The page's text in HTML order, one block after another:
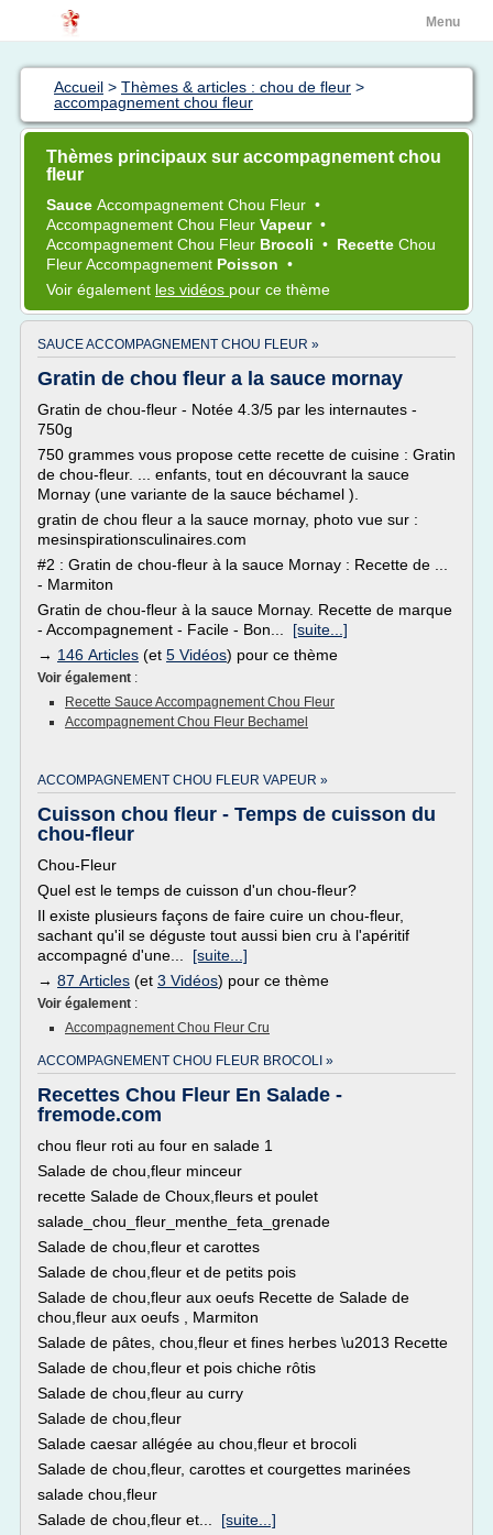
Menu
Accueil > Thèmes & articles : chou de fleur >
accompagnement chou fleur
Thèmes principaux sur accompagnement chou
fleur
Sauce Accompagnement Chou Fleur •
Accompagnement Chou Fleur Vapeur •
Accompagnement Chou Fleur Brocoli • Recette Chou
Fleur Accompagnement Poisson •
Voir également les vidéos pour ce thème
SAUCE ACCOMPAGNEMENT CHOU FLEUR »
Gratin de chou fleur a la sauce mornay
Gratin de chou-fleur - Notée 4.3/5 par les internautes -
750g
750 grammes vous propose cette recette de cuisine : Gratin
de chou-fleur. ... enfants, tout en découvrant la sauce
Mornay (une variante de la sauce béchamel ).
gratin de chou fleur a la sauce mornay, photo vue sur :
mesinspirationsculinaires.com
#2 : Gratin de chou-fleur à la sauce Mornay : Recette de ...
- Marmiton
Gratin de chou-fleur à la sauce Mornay. Recette de marque
- Accompagnement - Facile - Bon... [suite...]
→ 146 Articles (et 5 Vidéos) pour ce thème
Voir également :
Recette Sauce Accompagnement Chou Fleur
Accompagnement Chou Fleur Bechamel
ACCOMPAGNEMENT CHOU FLEUR VAPEUR »
Cuisson chou fleur - Temps de cuisson du
chou-fleur
Chou-Fleur
Quel est le temps de cuisson d'un chou-fleur?
Il existe plusieurs façons de faire cuire un chou-fleur,
sachant qu'il se déguste tout aussi bien cru à l'apéritif
accompagné d'une... [suite...]
→ 87 Articles (et 3 Vidéos) pour ce thème
Voir également :
Accompagnement Chou Fleur Cru
ACCOMPAGNEMENT CHOU FLEUR BROCOLI »
Recettes Chou Fleur En Salade -
fremode.com
chou fleur roti au four en salade 1
Salade de chou,fleur minceur
recette Salade de Choux,fleurs et poulet
salade_chou_fleur_menthe_feta_grenade
Salade de chou,fleur et carottes
Salade de chou,fleur et de petits pois
Salade de chou,fleur aux oeufs Recette de Salade de
chou,fleur aux oeufs , Marmiton
Salade de pâtes, chou,fleur et fines herbes \u2013 Recette
Salade de chou,fleur et pois chiche rôtis
Salade de chou,fleur au curry
Salade de chou,fleur
Salade caesar allégée au chou,fleur et brocoli
Salade de chou,fleur, carottes et courgettes marinées
salade chou,fleur
Salade de chou,fleur et... [suite...]